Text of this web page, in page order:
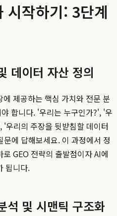
시작하기: 3단계
데이터 자산 정의
제공하는 핵심 가치와 전문 분
합니다. '우리는 누구인가?', '우
우리의 주장을 뒷받침할 데이터
에 답해보세요. 이 과정에서 정
GEO 전략의 출발점이자 AI에
됩니다.
석 및 시맨틱 구조화